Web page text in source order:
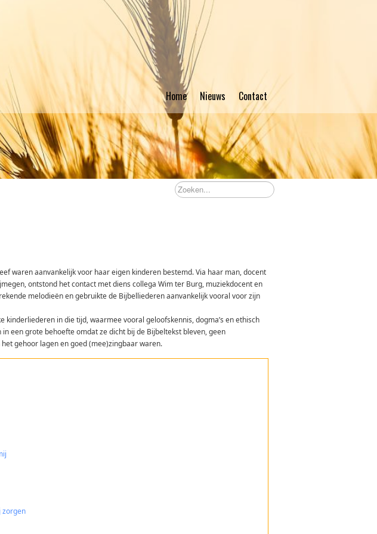
Home Nieuws Contact
waren aanvankelijk voor haar eigen kinderen bestemd. Via haar man, docent
ontstond het contact met diens collega Wim ter Burg, muziekdocent en
melodieën en gebruikte de Bijbelliederen aanvankelijk vooral voor zijn
kinderliederen in die tijd, waarmee vooral geloofskennis, dogma’s en ethisch
een grote behoefte omdat ze dicht bij de Bijbeltekst bleven, geen
gehoor lagen en goed (mee)zingbaar waren.
zorgen